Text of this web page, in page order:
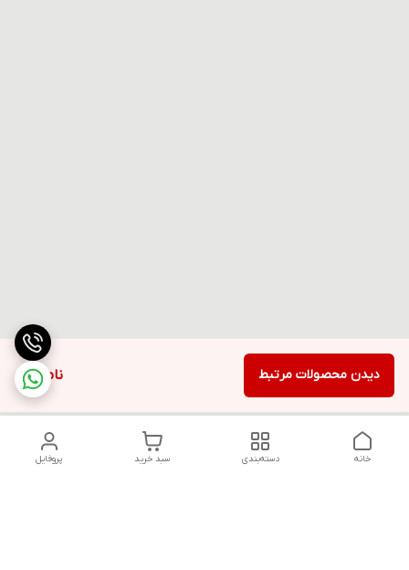
ناموجود دیدن محصولات مرتبط
پروفایل سبد خرید دسته‌بندی خانه